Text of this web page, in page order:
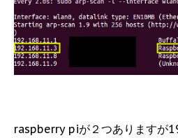
raspberry piが２つありますが